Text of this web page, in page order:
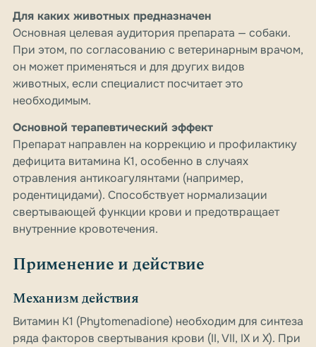
Для каких животных предназначен
Основная целевая аудитория препарата — собаки.
При этом, по согласованию с ветеринарным врачом,
он может применяться и для других видов
животных, если специалист посчитает это
необходимым.
Основной терапевтический эффект
Препарат направлен на коррекцию и профилактику
дефицита витамина K1, особенно в случаях
отравления антикоагулянтами (например,
родентицидами). Способствует нормализации
свертывающей функции крови и предотвращает
внутренние кровотечения.
Применение и действие
Механизм действия
Витамин К1 (Phytomenadione) необходим для синтеза
ряда факторов свертывания крови (II, VII, IX и X). При